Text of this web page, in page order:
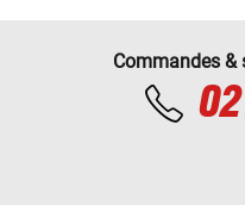
Commandes &